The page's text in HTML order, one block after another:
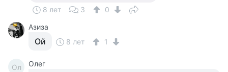
8 лет 3
0
Азиза
Ой 8 лет 1
Ол Олег